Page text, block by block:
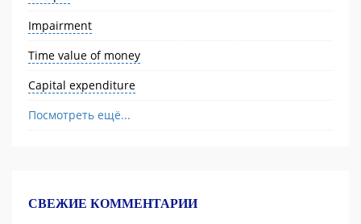
Impairment
Time value of money
Capital expenditure
Посмотреть ещё...
СВЕЖИЕ КОММЕНТАРИИ